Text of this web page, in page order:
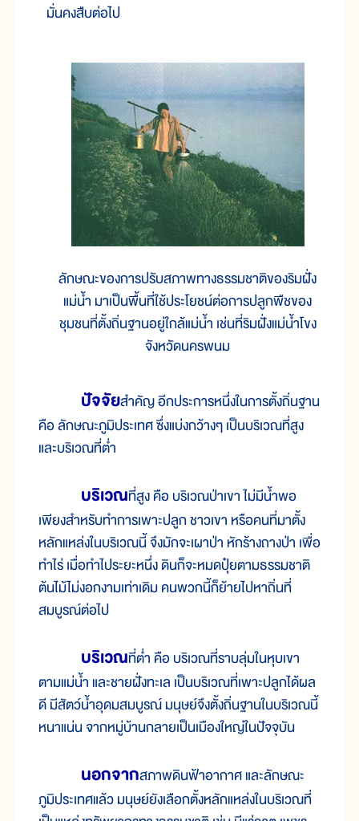
มั่นคงสืบต่อไป
ลักษณะของการปรับสภาพทางธรรมชาติของริมฝั่ง
แม่น้ำ มาเป็นพื้นที่ใช้ประโยชน์ต่อการปลูกพืชของ
ชุมชนที่ตั้งถิ่นฐานอยู่ใกล้แม่น้ำ เช่นที่ริมฝั่งแม่น้ำโขง
จังหวัดนครพนม
ปัจจัยสำคัญ อีกประการหนึ่งในการตั้งถิ่นฐาน
คือ ลักษณะภูมิประเทศ ซึ่งแบ่งกว้างๆ เป็นบริเวณที่สูง
และบริเวณที่ต่ำ
บริเวณที่สูง คือ บริเวณป่าเขา ไม่มีน้ำพอ
เพียงสำหรับทำการเพาะปลูก ชาวเขา หรือคนที่มาตั้ง
หลักแหล่งในบริเวณนี้ จึงมักจะเผาป่า หักร้างถางป่า เพื่อ
ทำไร่ เมื่อทำไประยะหนึ่ง ดินก็จะหมดปุ๋ยตามธรรมชาติ
ต้นไม้ไม่งอกงามเท่าเดิม คนพวกนี้ก็ย้ายไปหาถิ่นที่
สมบูรณ์ต่อไป
บริเวณที่ต่ำ คือ บริเวณที่ราบลุ่มในหุบเขา
ตามแม่น้ำ และชายฝั่งทะเล เป็นบริเวณที่เพาะปลูกได้ผล
ดี มีสัตว์น้ำอุดมสมบูรณ์ มนุษย์จึงตั้งถิ่นฐานในบริเวณนี้
หนาแน่น จากหมู่บ้านกลายเป็นเมืองใหญ่ในปัจจุบัน
นอกจากสภาพดินฟ้าอากาศ และลักษณะ
ภูมิประเทศแล้ว มนุษย์ยังเลือกตั้งหลักแหล่งในบริเวณที่